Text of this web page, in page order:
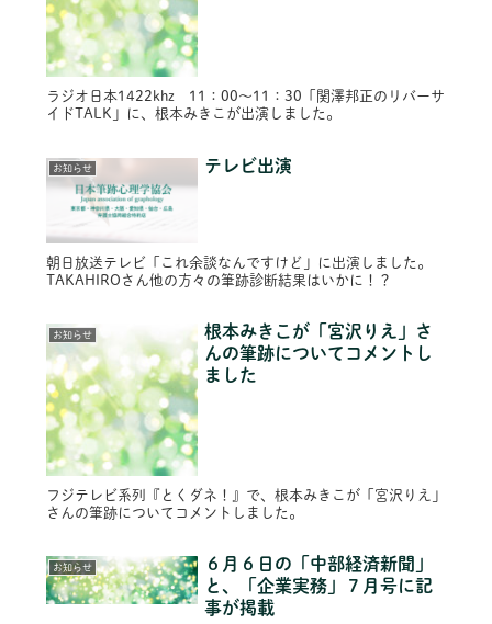
ラジオ日本1422khz 11：00～11：30「関澤邦正のリバーサ
イドTALK」に、根本みきこが出演しました。
お知らせ テレビ出演
朝日放送テレビ「これ余談なんですけど」に出演しました。
TAKAHIROさん他の方々の筆跡診断結果はいかに！？
お知らせ
根本みきこが「宮沢りえ」さ
んの筆跡についてコメントし
ました
フジテレビ系列『とくダネ！』で、根本みきこが「宮沢りえ」
さんの筆跡についてコメントしました。
お知らせ
６月６日の「中部経済新聞」
と、「企業実務」７月号に記
事が掲載